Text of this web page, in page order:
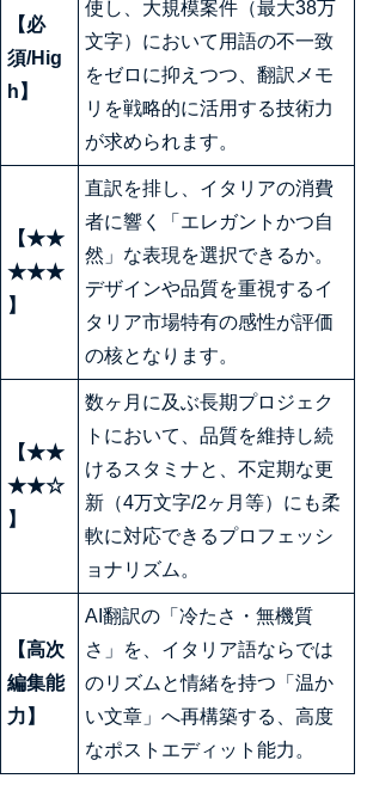
【必
須/Hig
h】
使し、大規模案件（最大38万
文字）において用語の不一致
をゼロに抑えつつ、翻訳メモ
リを戦略的に活用する技術力
が求められます。
【★★
★★★
】
直訳を排し、イタリアの消費
者に響く「エレガントかつ自
然」な表現を選択できるか。
デザインや品質を重視するイ
タリア市場特有の感性が評価
の核となります。
【★★
★★☆
】
数ヶ月に及ぶ長期プロジェク
トにおいて、品質を維持し続
けるスタミナと、不定期な更
新（4万文字/2ヶ月等）にも柔
軟に対応できるプロフェッシ
ョナリズム。
【高次
編集能
力】
AI翻訳の「冷たさ・無機質
さ」を、イタリア語ならでは
のリズムと情緒を持つ「温か
い文章」へ再構築する、高度
なポストエディット能力。